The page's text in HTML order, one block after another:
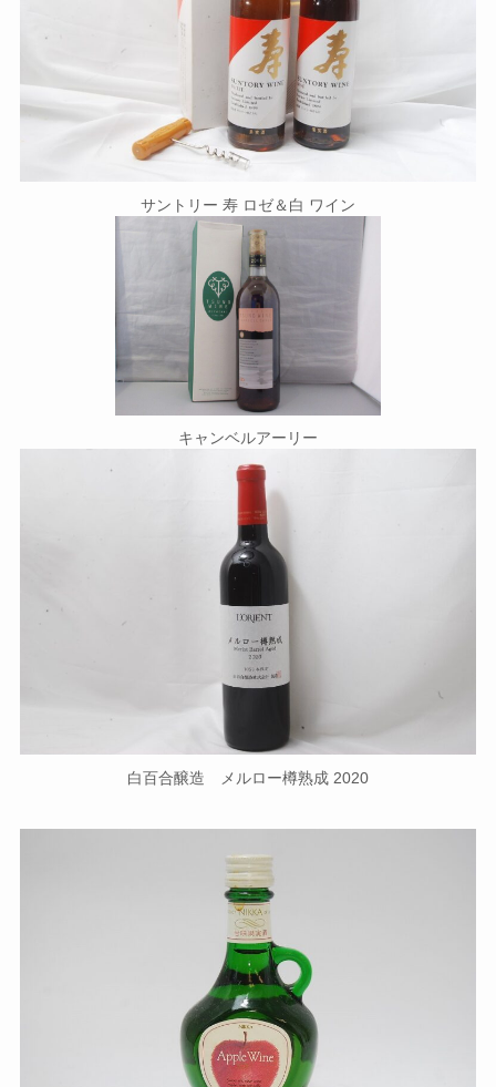
サントリー 寿 ロゼ＆白 ワイン
キャンベルアーリー
白百合醸造 メルロー樽熟成 2020